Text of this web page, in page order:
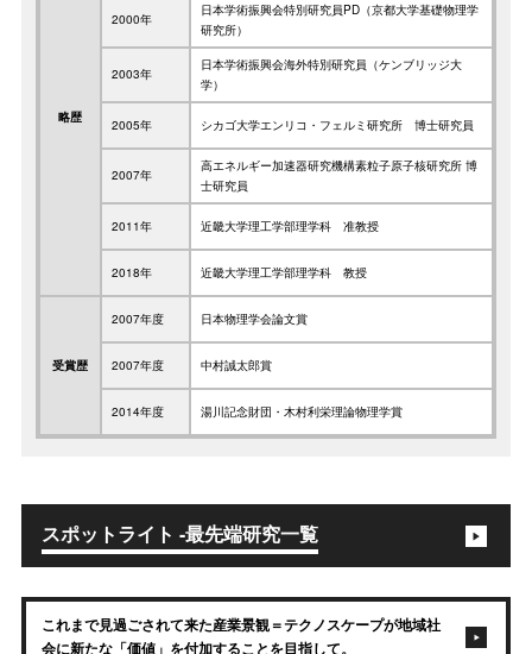
略歴
2000年
日本学術振興会特別研究員PD（京都大学基礎物理学
研究所）
2003年
日本学術振興会海外特別研究員（ケンブリッジ大
学）
2005年 シカゴ大学エンリコ・フェルミ研究所 博士研究員
2007年
高エネルギー加速器研究機構素粒子原子核研究所 博
士研究員
2011年 近畿大学理工学部理学科 准教授
2018年 近畿大学理工学部理学科 教授
受賞歴
2007年度 日本物理学会論文賞
2007年度 中村誠太郎賞
2014年度 湯川記念財団・木村利栄理論物理学賞
スポットライト -最先端研究一覧
これまで見過ごされて来た産業景観＝テクノスケープが地域社
会に新たな「価値」を付加することを目指して。